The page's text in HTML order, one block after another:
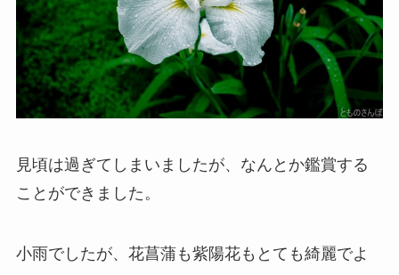
見頃は過ぎてしまいましたが、なんとか鑑賞する
ことができました。
小雨でしたが、花菖蒲も紫陽花もとても綺麗でよ